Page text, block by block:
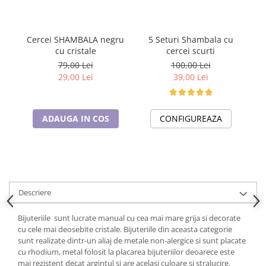
Martisoare
Cercei SHAMBALA negru
cu cristale
79,00 Lei
29,00 Lei
ADAUGA IN COS
5 Seturi Shambala cu
cercei scurti
100,00 Lei
39,00 Lei
CONFIGUREAZA
Descriere
Bijuteriile sunt lucrate manual cu cea mai mare grija si decorate
cu cele mai deosebite cristale. Bijuteriile din aceasta categorie
sunt realizate dintr-un aliaj de metale non-alergice si sunt placate
cu rhodium, metal folosit la placarea bijuteriilor deoarece este
mai rezistent decat argintul si are acelasi culoare si stralucire.